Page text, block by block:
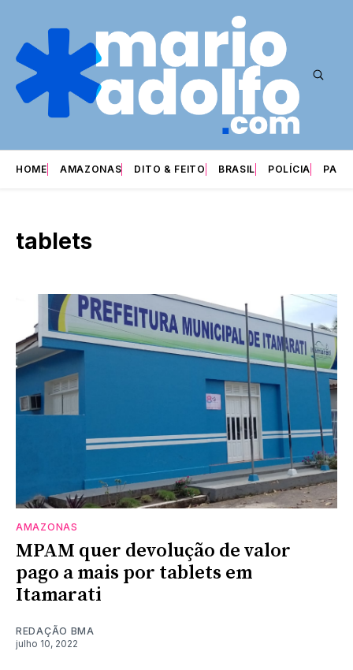
HOME AMAZONAS DITO & FEITO BRASIL POLÍCIA
tablets
AMAZONAS
MPAM quer devolução de valor
pago a mais por tablets em
Itamarati
REDAÇÃO BMA
julho 10, 2022